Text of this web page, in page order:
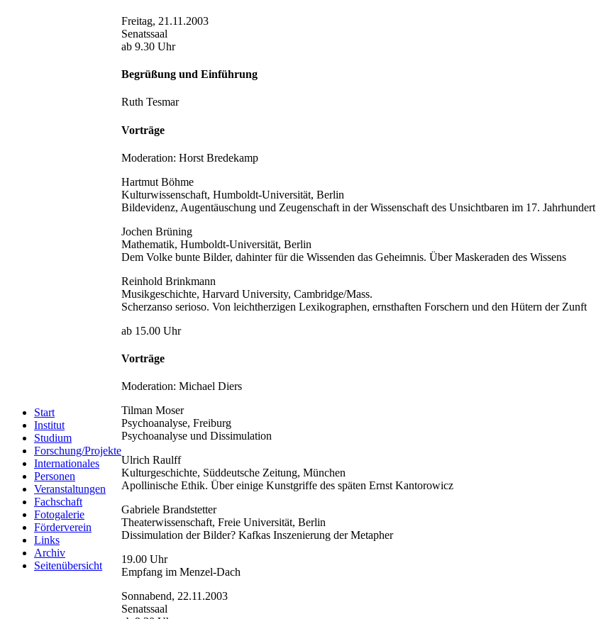
Start
Institut
Studium
Forschung/Projekte
Internationales
Personen
Veranstaltungen
Fachschaft
Fotogalerie
Förderverein
Links
Archiv
Seitenübersicht
Freitag, 21.11.2003
Senatssaal
ab 9.30 Uhr
Begrüßung und Einführung
Ruth Tesmar
Vorträge
Moderation: Horst Bredekamp
Hartmut Böhme
Kulturwissenschaft, Humboldt-Universität, Berlin
Bildevidenz, Augentäuschung und Zeugenschaft in der Wissenschaft des Unsichtbaren im 17. Jahrhundert
Jochen Brüning
Mathematik, Humboldt-Universität, Berlin
Dem Volke bunte Bilder, dahinter für die Wissenden das Geheimnis. Über Maskeraden des Wissens
Reinhold Brinkmann
Musikgeschichte, Harvard University, Cambridge/Mass.
Scherzanso serioso. Von leichtherzigen Lexikographen, ernsthaften Forschern und den Hütern der Zunft
ab 15.00 Uhr
Vorträge
Moderation: Michael Diers
Tilman Moser
Psychoanalyse, Freiburg
Psychoanalyse und Dissimulation
Ulrich Raulff
Kulturgeschichte, Süddeutsche Zeitung, München
Apollinische Ethik. Über einige Kunstgriffe des späten Ernst Kantorowicz
Gabriele Brandstetter
Theaterwissenschaft, Freie Universität, Berlin
Dissimulation der Bilder? Kafkas Inszenierung der Metapher
19.00 Uhr
Empfang im Menzel-Dach
Sonnabend, 22.11.2003
Senatssaal